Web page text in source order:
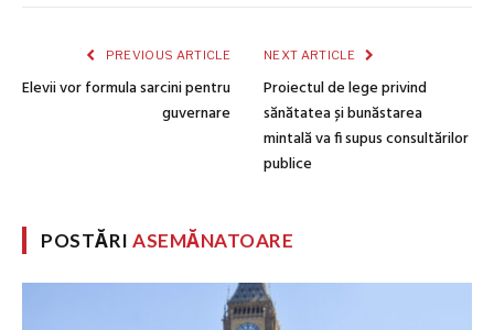
PREVIOUS ARTICLE
Elevii vor formula sarcini pentru
guvernare
NEXT ARTICLE
Proiectul de lege privind
sănătatea și bunăstarea
mintală va fi supus consultărilor
publice
POSTĂRIASEMĂNATOARE